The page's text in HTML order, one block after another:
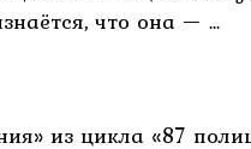
что она — ...
из цикла «87